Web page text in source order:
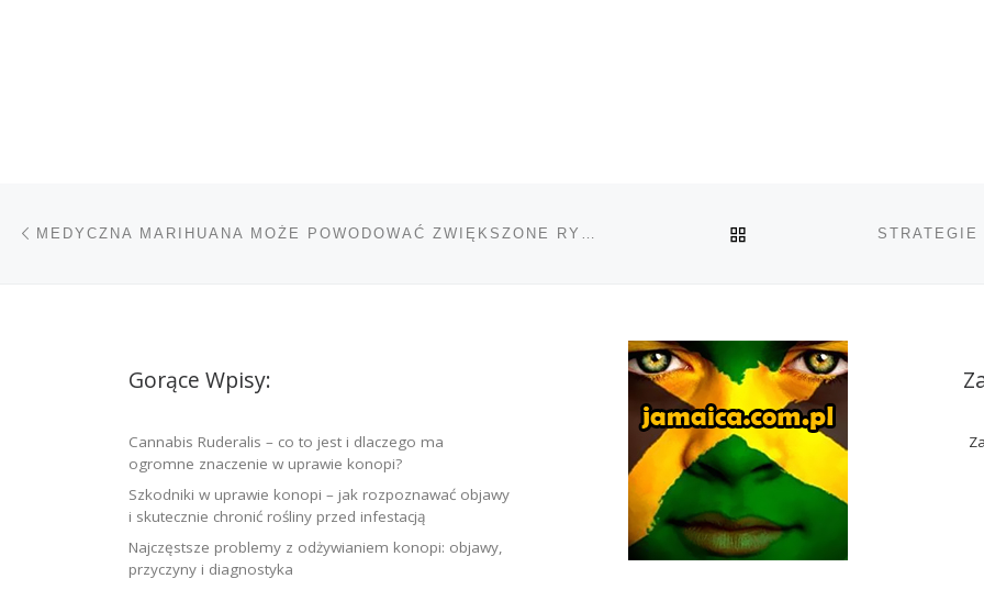
Nawigacja wpisu POWRÓT DO LISTY
Gorące Wpisy:
Cannabis Ruderalis – co to jest i dlaczego ma
ogromne znaczenie w uprawie konopi?
Szkodniki w uprawie konopi – jak rozpoznawać objawy
i skutecznie chronić rośliny przed infestacją
Najczęstsze problemy z odżywianiem konopi: objawy,
przyczyny i diagnostyka